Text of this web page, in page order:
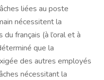
liées au poste
nécessitent la
du français (à l’oral et à
que la
des autres employés
nécessitant la